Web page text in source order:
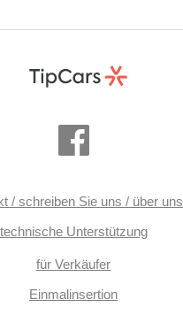
/ schreiben Sie uns / über uns
technische Unterstützung
für Verkäufer
Einmalinsertion